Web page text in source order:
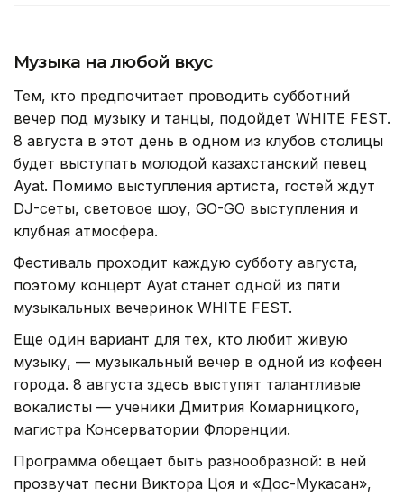
Музыка на любой вкус
Тем, кто предпочитает проводить субботний
вечер под музыку и танцы, подойдет WHITE FEST.
8 августа в этот день в одном из клубов столицы
будет выступать молодой казахстанский певец
Ayat. Помимо выступления артиста, гостей ждут
DJ-сеты, световое шоу, GO-GO выступления и
клубная атмосфера.
Фестиваль проходит каждую субботу августа,
поэтому концерт Ayat станет одной из пяти
музыкальных вечеринок WHITE FEST.
Еще один вариант для тех, кто любит живую
музыку, — музыкальный вечер в одной из кофеен
города. 8 августа здесь выступят талантливые
вокалисты — ученики Дмитрия Комарницкого,
магистра Консерватории Флоренции.
Программа обещает быть разнообразной: в ней
прозвучат песни Виктора Цоя и «Дос-Мукасан»,